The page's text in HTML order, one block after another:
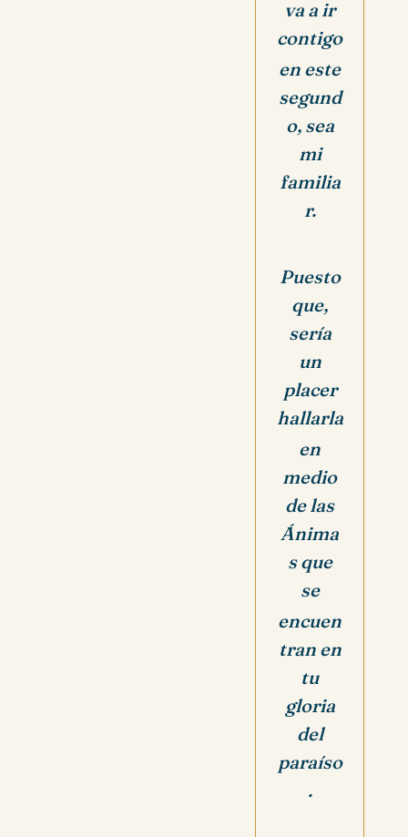
va a ir
contigo
en este
segund
o, sea
mi
familia
r.
Puesto
que,
sería
un
placer
hallarla
en
medio
de las
Ánima
s que
se
encuen
tran en
tu
gloria
del
paraíso
.